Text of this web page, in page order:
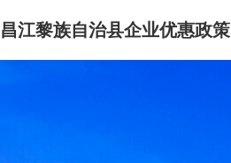
昌江黎族自治县企业优惠政策